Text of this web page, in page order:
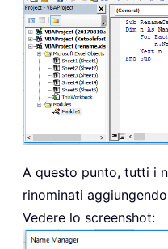
A questo punto, tutti i
rinominati
Vedere lo screenshot: